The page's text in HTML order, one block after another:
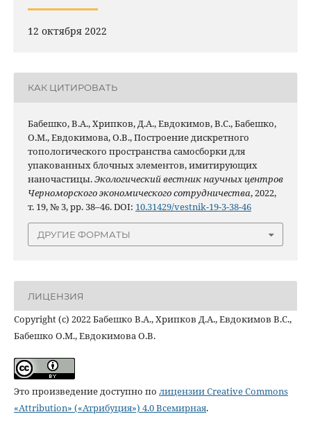
12 октября 2022
КАК ЦИТИРОВАТЬ
Бабешко, В.А., Хрипков, Д.А., Евдокимов, В.С., Бабешко,
О.М., Евдокимова, О.В., Построение дискретного
топологического пространства самосборки для
упакованных блочных элементов, имитирующих
наночастицы.Экологический вестник научных центров
Черноморского экономического сотрудничества, 2022,
т. 19, № 3, pp. 38–46. DOI: 10.31429/vestnik-19-3-38-46
ДРУГИЕ ФОРМАТЫ
ЛИЦЕНЗИЯ
Copyright (c) 2022 Бабешко В.А., Хрипков Д.А., Евдокимов В.С.,
Бабешко О.М., Евдокимова О.В.
Это произведение доступно по лицензии Creative Commons
«Attribution» («Атрибуция») 4.0 Всемирная.